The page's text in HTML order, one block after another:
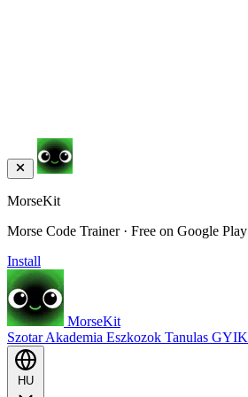
MorseKit
Morse Code Trainer · Free on Google Play
Install
MorseKit
SzotarAkademia Eszkozok Tanulas GYIK